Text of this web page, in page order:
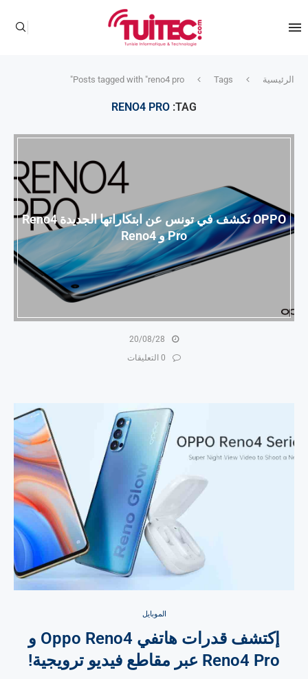
الرئيسية Tags
Posts tagged with "reno4 pro"
TAG:
RENO4 PRO
OPPO تكشف في تونس عن ابتكاراتها الجديدة Reno4
Pro و Reno4
20/08/28
0 التعليقات
الموبايل
إكتشف قدرات هاتفي Oppo Reno4 و
Reno4 Pro عبر مقاطع فيديو ترويجية!